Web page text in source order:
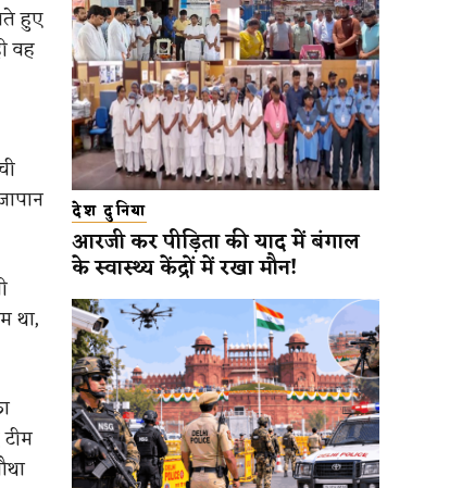
हुए
वह
था,
देश दुनिया
आरजी कर पीड़िता की याद में बंगाल
के स्वास्थ्य केंद्रों में रखा मौन!